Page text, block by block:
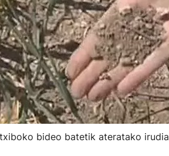
bideo batetik ateratako irudia